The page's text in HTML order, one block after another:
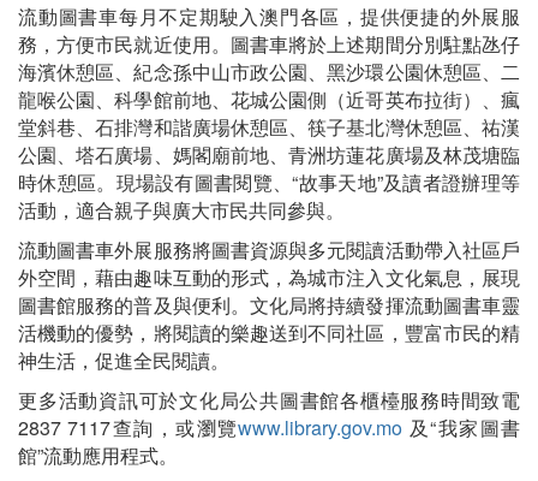
流動圖書車每月不定期駛入澳門各區，提供便捷的外展服
務，方便市民就近使用。圖書車將於上述期間分別駐點氹仔
海濱休憩區、紀念孫中山市政公園、黑沙環公園休憩區、二
龍喉公園、科學館前地、花城公園側（近哥英布拉街）、瘋
堂斜巷、石排灣和諧廣場休憩區、筷子基北灣休憩區、祐漢
公園、塔石廣場、媽閣廟前地、青洲坊蓮花廣場及林茂塘臨
時休憩區。現場設有圖書閱覽、“故事天地”及讀者證辦理等
活動，適合親子與廣大市民共同參與。
流動圖書車外展服務將圖書資源與多元閱讀活動帶入社區戶
外空間，藉由趣味互動的形式，為城市注入文化氣息，展現
圖書館服務的普及與便利。文化局將持續發揮流動圖書車靈
活機動的優勢，將閱讀的樂趣送到不同社區，豐富市民的精
神生活，促進全民閱讀。
更多活動資訊可於文化局公共圖書館各櫃檯服務時間致電
2837 7117查詢，或瀏覽www.library.gov.mo 及“我家圖書
館”流動應用程式。